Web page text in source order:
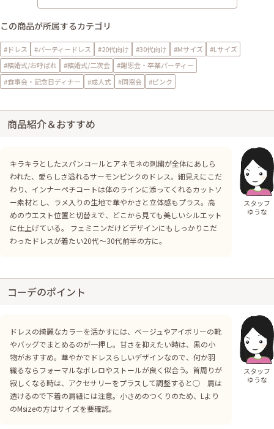
この商品が所属するカテゴリ
#ドレス #パーティードレス #20代向け #30代向け #Mサイズ
#Lサイズ
#結婚式/お呼ばれ
#結婚式/二次会
#謝恩会・卒業パーティー
#食事会・記念日ディナー
#成人式 #同窓会 #ピンク
商品紹介＆おすすめ
キラキラとしたスパンコールとアネモネの刺繍が全体にあしら
われた、愛らしさ溢れるサーモンピンクのドレス。細見えにこだ
わり、インナーペチコートは体のラインに添ってくれるカットソ
ー素材とし、ラメ入りの生地で華やかさと立体感もプラス。高
めのウエスト位置と切替えで、どこから見ても美しいシルエット
に仕上げている。 フェミニンだけどデザインにもしっかりこだ
わったドレスが着たい20代〜30代前半の方に。
スタッフ
ゆうな
コーデのポイント
ドレスの綺麗なカラーを活かすには、ベージュやアイボリーの靴
やバッグでまとめるのが一押し。甘さを抑えたい時は、黒の小
物がおすすめ。華やかでドレスらしいデザインなので、何か羽
織るならフォーマルなボレロやストールが良く似合う。首周りが
寂しくなる時は、アクセサリーをプラスして調整すると○ 肩は
透けるので下着の肩紐には注意。小さめのつくりのため、Lより
のMsizeの方はサイズを要確認。
スタッフ
ゆうな